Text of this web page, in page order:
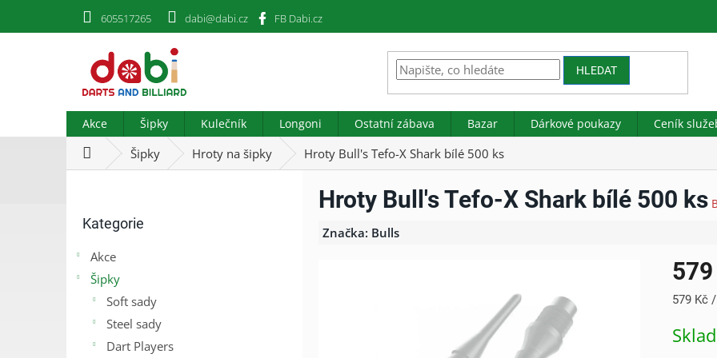
605517265 dabi@dabi.cz FB Dabi.cz
HLEDAT
Akce Šipky Kulečník Longoni Ostatní zábava Bazar Dárkové poukazy Ceník
DomůŠipky Hroty na šipky Hroty Bull's Tefo-X Shark bílé 500 ks
kategorie
Kategorie
Akce
Šipky
Soft sady
Steel sady
Dart Players
Hroty Bull's Tefo-X Shark bílé 500 ks
Značka: Bulls
Měrná
579 Kč